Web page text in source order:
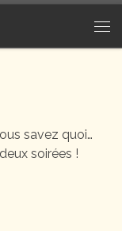
savez quoi…
soirées !